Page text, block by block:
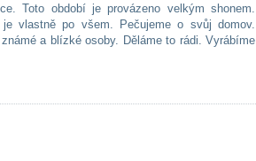
Toto období je provázeno velkým shonem.
vlastně po všem. Pečujeme o svůj domov.
a blízké osoby. Děláme to rádi. Vyrábíme